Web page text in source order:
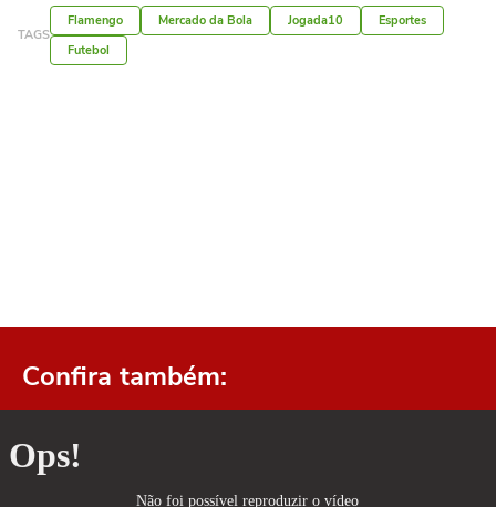
TAGS
Flamengo Mercado da Bola Jogada10
Esportes
Futebol
Confira também: